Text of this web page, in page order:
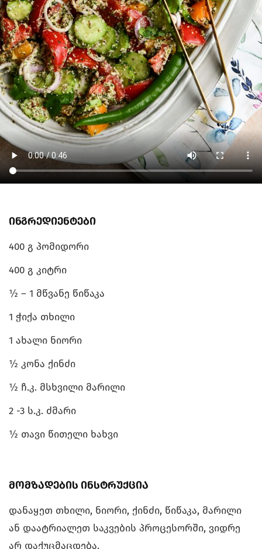
ინგრედიენტები
400 გ პომიდორი
400 გ კიტრი
½ – 1 მწვანე წიწაკა
1 ჭიქა თხილი
1 ახალი ნიორი
½ კონა ქინძი
½ ჩ.კ. მსხვილი მარილი
2 -3 ს.კ. ძმარი
½ თავი წითელი ხახვი
მომზადების ინსტრუქცია
დანაყეთ თხილი, ნიორი, ქინძი, წიწაკა, მარილი
ან დაატრიალეთ საკვების პროცესორში, ვიდრე
არ დაქუცმაცდება.